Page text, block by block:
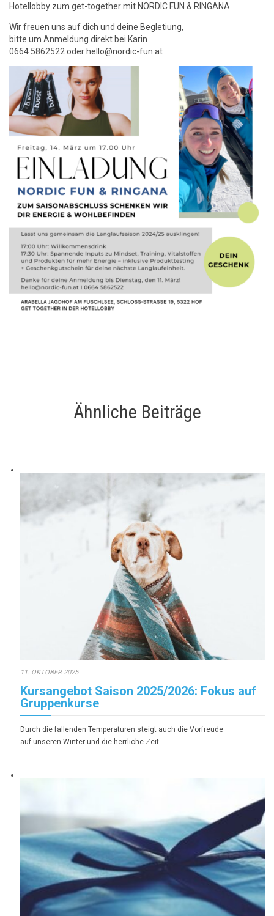
Hotellobby zum get-together mit NORDIC FUN & RINGANA
Wir freuen uns auf dich und deine Begletiung,
bitte um Anmeldung direkt bei Karin
0664 5862522 oder hello@nordic-fun.at
Ähnliche Beiträge
11. OKTOBER 2025
Kursangebot Saison 2025/2026: Fokus auf
Gruppenkurse
Durch die fallenden Temperaturen steigt auch die Vorfreude
auf unseren Winter und die herrliche Zeit…